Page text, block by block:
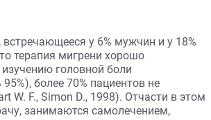
у 6% мужчин и у 18%
терапия мигрени хорошо
головной боли
более 70% пациентов не
W. F., Simon D., 1998). Отчасти в этом
занимаются самолечением,